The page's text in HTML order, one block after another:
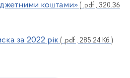
коштами» ( .pdf , 320.36
за 2022 рік ( .pdf , 285.24 Кб )